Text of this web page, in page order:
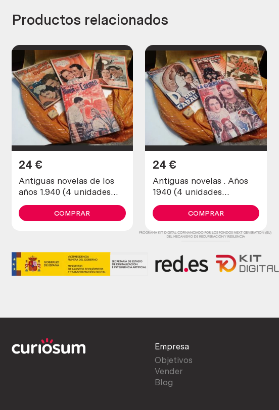
Productos relacionados
Antiguas novelas de los
años 1.940 (4 unidades
diferentes)
24 €
COMPRAR
Antiguas novelas . Años
1940 (4 unidades
diferentes)
24 €
COMPRAR
Empresa
Objetivos
Vender
Blog